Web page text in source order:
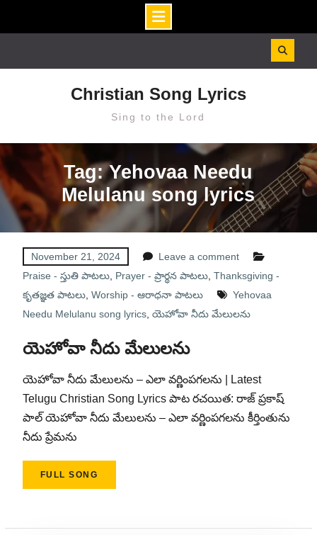
Christian Song Lyrics
Sing to the Lord
Tag: Yehovaa Needu
Melulanu song lyrics
November 21, 2024
Leave a comment
Praise - స్తుతి పాటలు, Prayer - ప్రార్థన పాటలు, Thanksgiving -
కృతజ్ఞత పాటలు, Worship - ఆరాధనా పాటలు
Yehovaa
Needu Melulanu song lyrics, యెహోవా నీదు మేలులను
యెహోవా నీదు మేలులను
యెహోవా నీదు మేలులను – ఎలా వర్ణింపగలను | Latest
Telugu Christian Song Lyrics పాట రచయిత: రాజ్ ప్రకాష్
పాల్ యెహోవా నీదు మేలులను – ఎలా వర్ణింపగలను కీర్తింతును
నీదు ప్రేమను
FULL SONG